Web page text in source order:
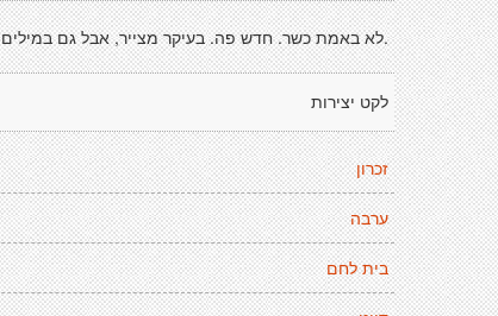
.לא באמת כשר. חדש פה. בעיקר מצייר, אבל גם במילים
לקט יצירות
זכרון
ערבה
בית לחם